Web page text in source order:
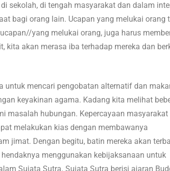
sekolah, di tengah masyarakat dan dalam
bagi orang lain. Ucapan yang melukai orang
yang melukai orang, juga harus
kita akan merasa iba terhadap mereka dan
untuk mencari pengobatan alternatif dan
keyakinan agama. Kadang kita melihat
masalah hubungan. Kepercayaan masyarakat
melakukan kias dengan membawanya
jimat. Dengan begitu, batin mereka akan
menggunakan kebijaksanaan untuk
Sujata Sutra. Sujata Sutra berisi ajaran